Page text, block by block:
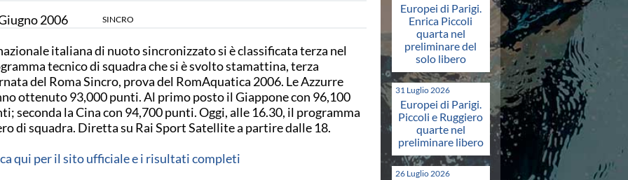
2006 SINCRO
italiana di nuoto sincronizzato si è classificata terza nel
tecnico di squadra che si è svolto stamattina, terza
del Roma Sincro, prova del RomAquatica 2006. Le Azzurre
ottenuto 93,000 punti. Al primo posto il Giappone con 96,100
seconda la Cina con 94,700 punti. Oggi, alle 16.30, il programma
di squadra. Diretta su Rai Sport Satellite a partire dalle 18.
qui per il sito ufficiale e i risultati completi
Europei di Parigi.
Enrica Piccoli
quarta nel
preliminare del
solo libero
31 Luglio 2026
Europei di Parigi.
Piccoli e Ruggiero
quarte nel
preliminare libero
26 Luglio 2026